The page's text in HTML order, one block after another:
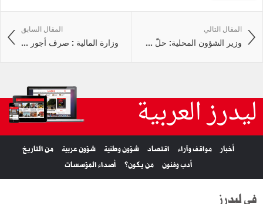
المقال السابق
وزارة المالية : صرف أجور ...
المقال التالي
وزير الشؤون المحلية: حلّ ...
ليدرز العربية
أخبار مواقف وآراء اقتصاد شؤون وطنية شؤون عربية
من التاريخ
أدب وفنون
من يكون؟ أصداء المؤسسات
في ليدرز